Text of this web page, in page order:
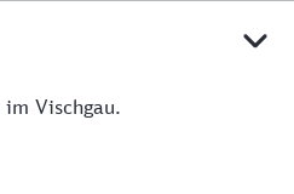
Vischgau.